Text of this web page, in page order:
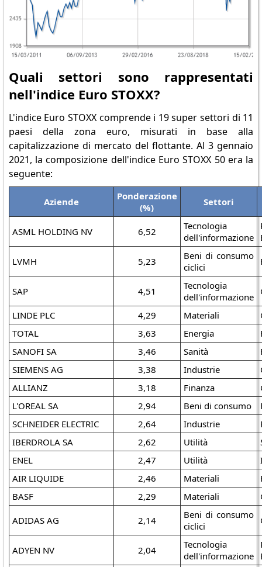
Quali settori sono rappresentati
nell'indice Euro STOXX?
L'indice Euro STOXX comprende i 19 super settori di 11
paesi della zona euro, misurati in base alla
capitalizzazione di mercato del flottante. Al 3 gennaio
2021, la composizione dell'indice Euro STOXX 50 era la
seguente:
Aziende
Ponderazione
(%)
Settori
ASML HOLDING NV 6,52
Tecnologia
dell'informazione
LVMH 5,23
Beni di consumo
ciclici
SAP 4,51
Tecnologia
dell'informazione
LINDE PLC 4,29 Materiali
TOTAL
3,63 Energia
SANOFI SA
3,46 Sanità
SIEMENS AG
3,38 Industrie
ALLIANZ
3,18 Finanza
L'OREAL SA
2,94 Beni di consumo
SCHNEIDER ELECTRIC
2,64 Industrie
IBERDROLA SA
2,62 Utilità
ENEL
2,47 Utilità
AIR LIQUIDE
2,46 Materiali
BASF
2,29 Materiali
ADIDAS AG 2,14
Beni di consumo
ciclici
ADYEN NV 2,04
Tecnologia
dell'informazione